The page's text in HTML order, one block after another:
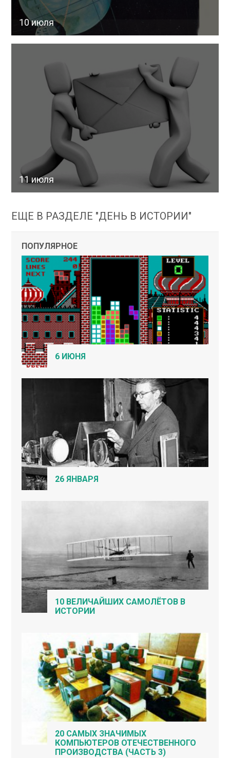
10 июля
11 июля
ЕЩЕ В РАЗДЕЛЕ "ДЕНЬ В ИСТОРИИ"
ПОПУЛЯРНОЕ
6 ИЮНЯ
26 ЯНВАРЯ
10 ВЕЛИЧАЙШИХ САМОЛЁТОВ В
ИСТОРИИ
20 САМЫХ ЗНАЧИМЫХ
КОМПЬЮТЕРОВ ОТЕЧЕСТВЕННОГО
ПРОИЗВОДСТВА (ЧАСТЬ 3)